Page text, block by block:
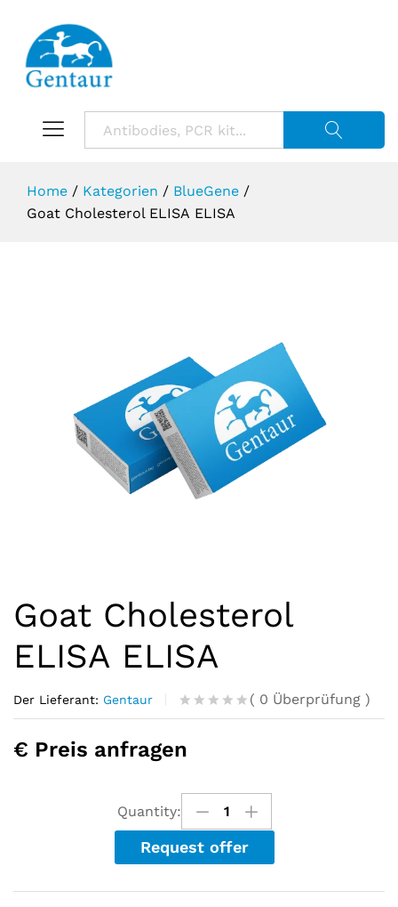
Home / Kategorien / BlueGene /
Goat Cholesterol ELISA ELISA
Goat Cholesterol
ELISA ELISA
Der Lieferant: Gentaur
R
t
o
u
t
o
f
5
a
0
( 0 Überprüfung )
€ Preis anfragen
Quantity:
Request offer